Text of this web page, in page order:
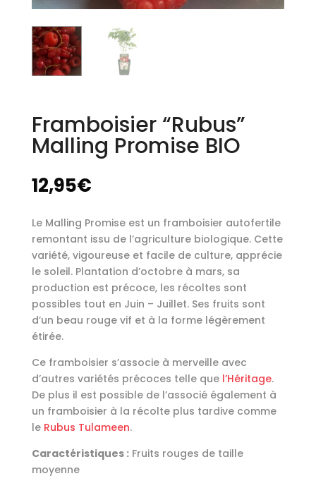
Framboisier “Rubus”
Malling Promise BIO
12,95€
Le Malling Promise est un framboisier autofertile
remontant issu de l’agriculture biologique. Cette
variété, vigoureuse et facile de culture, apprécie
le soleil. Plantation d’octobre à mars, sa
production est précoce, les récoltes sont
possibles tout en Juin – Juillet. Ses fruits sont
d’un beau rouge vif et à la forme légèrement
étirée.
Ce framboisier s’associe à merveille avec
d’autres variétés précoces telle que l’Héritage.
De plus il est possible de l’associé également à
un framboisier à la récolte plus tardive comme
le Rubus Tulameen.
Caractéristiques :Fruits rouges de taille
moyenne